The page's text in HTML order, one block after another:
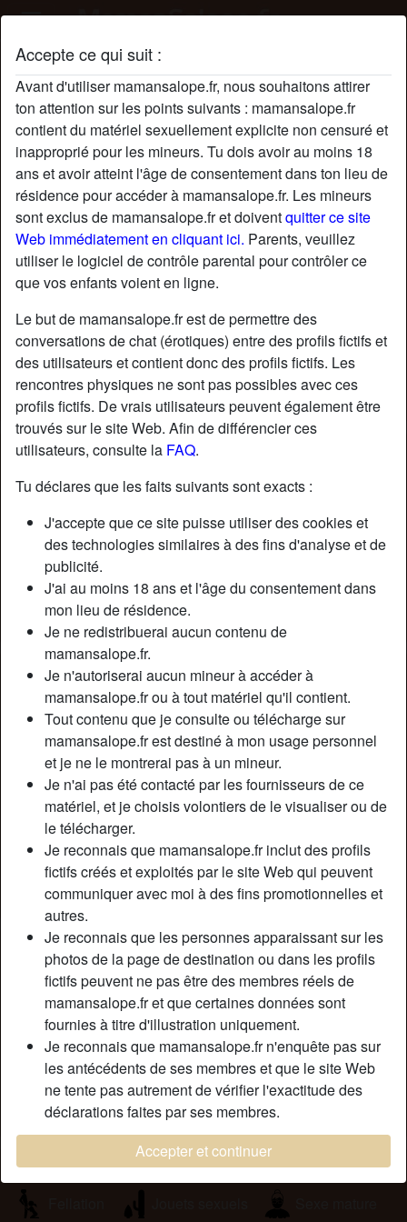
Accepte ce qui suit :
Avant d'utiliser mamansalope.fr, nous souhaitons attirer
ton attention sur les points suivants : mamansalope.fr
contient du matériel sexuellement explicite non censuré et
inapproprié pour les mineurs. Tu dois avoir au moins 18
ans et avoir atteint l'âge de consentement dans ton lieu de
résidence pour accéder à mamansalope.fr. Les mineurs
sont exclus de mamansalope.fr et doiventquitter ce site
Web immédiatement en cliquant ici. Parents, veuillez
utiliser le logiciel de contrôle parental pour contrôler ce
que vos enfants voient en ligne.
Le but de mamansalope.fr est de permettre des
conversations de chat (érotiques) entre des profils fictifs et
des utilisateurs et contient donc des profils fictifs. Les
rencontres physiques ne sont pas possibles avec ces
profils fictifs. De vrais utilisateurs peuvent également être
trouvés sur le site Web. Afin de différencier ces
utilisateurs, consulte la FAQ.
Tu déclares que les faits suivants sont exacts :
J'accepte que ce site puisse utiliser des cookies et
des technologies similaires à des fins d'analyse et de
publicité.
J'ai au moins 18 ans et l'âge du consentement dans
mon lieu de résidence.
Je ne redistribuerai aucun contenu de
mamansalope.fr.
Je n'autoriserai aucun mineur à accéder à
mamansalope.fr ou à tout matériel qu'il contient.
Tout contenu que je consulte ou télécharge sur
mamansalope.fr est destiné à mon usage personnel
et je ne le montrerai pas à un mineur.
Je n'ai pas été contacté par les fournisseurs de ce
matériel, et je choisis volontiers de le visualiser ou de
le télécharger.
Je reconnais que mamansalope.fr inclut des profils
fictifs créés et exploités par le site Web qui peuvent
communiquer avec moi à des fins promotionnelles et
autres.
Je reconnais que les personnes apparaissant sur les
photos de la page de destination ou dans les profils
fictifs peuvent ne pas être des membres réels de
mamansalope.fr et que certaines données sont
fournies à titre d'illustration uniquement.
Je reconnais que mamansalope.fr n'enquête pas sur
les antécédents de ses membres et que le site Web
ne tente pas autrement de vérifier l'exactitude des
déclarations faites par ses membres.
Accepter et continuer
Profil de JosetteRiqueti424
starAjouter chatDiscuter !
Nickname:
JosetteRiqueti424
Âge:
63
Pays:
France
Département:
Loire
Sexe:
Femme
Sexualité:
Hétéro
Couleur des cheveux:
Couleur des yeux:
Brun
Épilé(e):
Oui
Fumeur(euse):
À l'occasion
Description
Je cherche des jeunes étudiants d’origine africaine qui
aimerait un plan cul avec un vieille cougar vicieuse . Me
contacter en privé. je me déplace et mes services sont
gratuits. Je ne suis pas une pute.
Cherche
Homme, Hétéro, Africain(e), 18-25
Tags